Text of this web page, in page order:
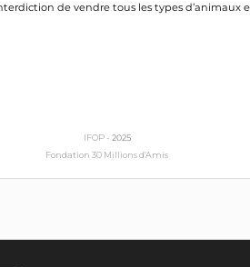
de vendre tous les types d’animaux
IFOP - 2025
Fondation 30 Millions d'Amis